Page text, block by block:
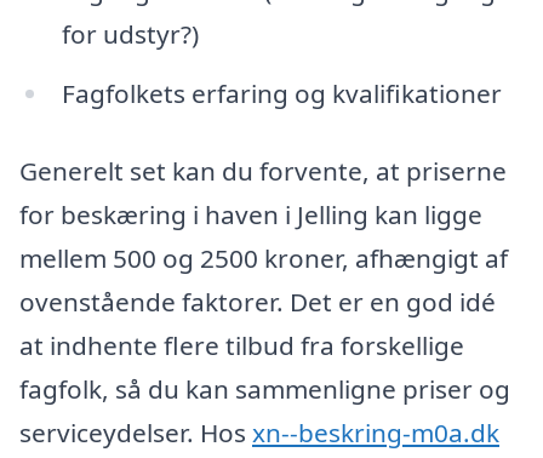
for udstyr?)
Fagfolkets erfaring og kvalifikationer
Generelt set kan du forvente, at priserne
for beskæring i haven i Jelling kan ligge
mellem 500 og 2500 kroner, afhængigt af
ovenstående faktorer. Det er en god idé
at indhente flere tilbud fra forskellige
fagfolk, så du kan sammenligne priser og
serviceydelser. Hos xn--beskring-m0a.dk